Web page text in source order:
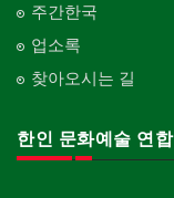
주간한국
업소록
찾아오시는 길
한인 문화예술 연합